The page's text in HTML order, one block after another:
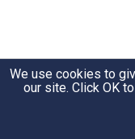
We use cookies to
our site. Click OK